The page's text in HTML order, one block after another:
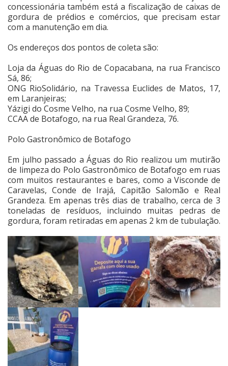
concessionária também está a fiscalização de caixas de
gordura de prédios e comércios, que precisam estar
com a manutenção em dia.
Os endereços dos pontos de coleta são:
Loja da Águas do Rio de Copacabana, na rua Francisco
Sá, 86;
ONG RioSolidário, na Travessa Euclides de Matos, 17,
em Laranjeiras;
Yázigi do Cosme Velho, na rua Cosme Velho, 89;
CCAA de Botafogo, na rua Real Grandeza, 76.
Polo Gastronômico de Botafogo
Em julho passado a Águas do Rio realizou um mutirão
de limpeza do Polo Gastronômico de Botafogo em ruas
com muitos restaurantes e bares, como a Visconde de
Caravelas, Conde de Irajá, Capitão Salomão e Real
Grandeza. Em apenas três dias de trabalho, cerca de 3
toneladas de resíduos, incluindo muitas pedras de
gordura, foram retiradas em apenas 2 km de tubulação.